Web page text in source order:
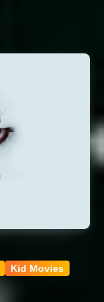
Kid Movies